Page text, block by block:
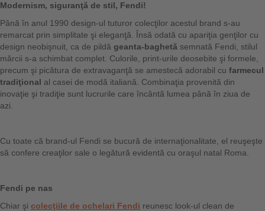
Modernism, siguranţă de stil, Fendi!
Până în anul 1990 design-ul tuturor colecţilor acestul brand s-au
remarcat prin simplitate şi eleganţă. Însă odată cu apariţia genţilor cu
design neobişnuit, ca de pildă geanta-baghetă semnată Fendi, stilul
mărcii s-a schimbat complet. Culorile, print-urile deosebite şi formele,
precum şi picătura de extravaganţă se amestecă adorabil cu farmecul
tradiţional al casei de modă italiană. Combinaţia provenită din
inovaţie şi tradiţie sunt lucrurile care încântă lumea până în ziua de
azi.
Cu toate că brand-ul Fendi se bucură de internaţionalitate, el reuşeşte
să confere creaţilor sale o legătură evidentă cu oraşul natal Roma.
Fendi pe nas
Chiar şi colecţiile de ochelari Fendi reunesc look-ul clean de